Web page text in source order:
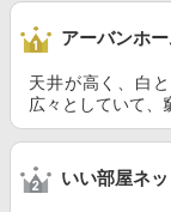
アーバンホ
天井が高く、白
広々としていて、
いい部屋ネッ